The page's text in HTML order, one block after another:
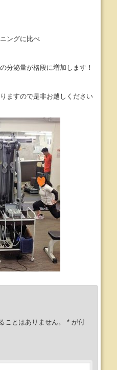
ングに比べ
分泌量が格段に増加します！
ますので是非お越しください
ことはありません。 *が付